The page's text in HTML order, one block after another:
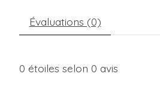
Évaluations (0)
0 étoiles selon 0 avis